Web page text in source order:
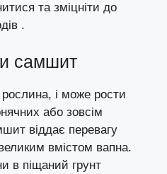
та зміцніти до
.
самшит
і може рости
або зовсім
віддає перевагу
вмістом вапна.
в піщаний грунт